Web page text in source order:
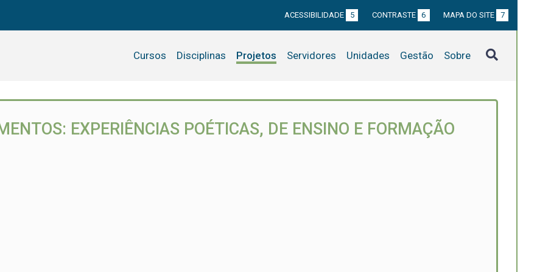
ACESSIBILIDADE 5 CONTRASTE 6 MAPA DO SITE 7
Cursos Disciplinas Projetos Servidores Unidades Gestão Sobre
EXPERIÊNCIAS POÉTICAS, DE ENSINO E FORMAÇÃO